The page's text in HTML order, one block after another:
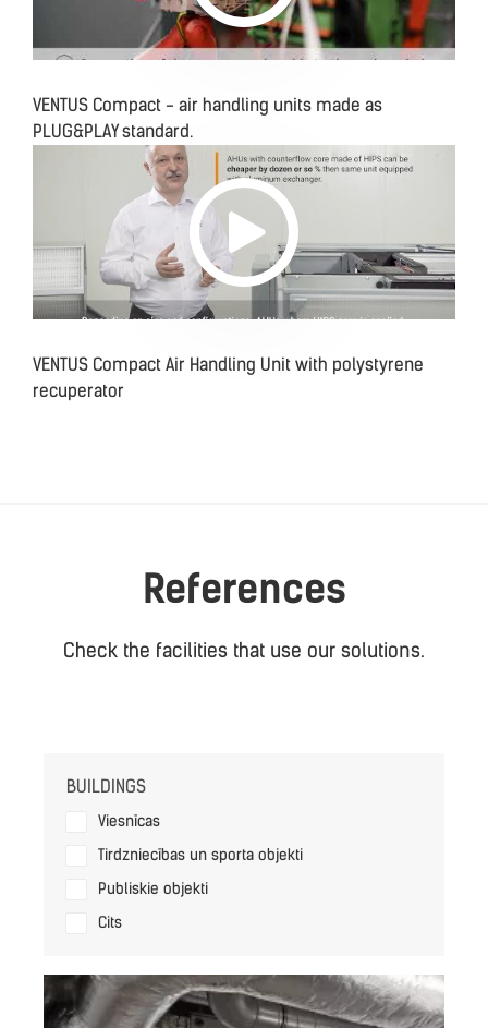
VENTUS Compact - air handling units made as
PLUG&PLAY standard.
VENTUS Compact Air Handling Unit with polystyrene
recuperator
References
Check the facilities that use our solutions.
BUILDINGS
Viesnīcas
Tirdzniecības un sporta objekti
Publiskie objekti
Cits